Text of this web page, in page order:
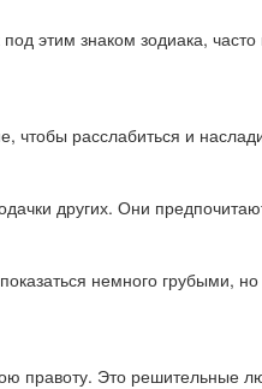
этим знаком зодиака,
чтобы расслабиться и
других. Они
немного грубыми,
правоту. Это